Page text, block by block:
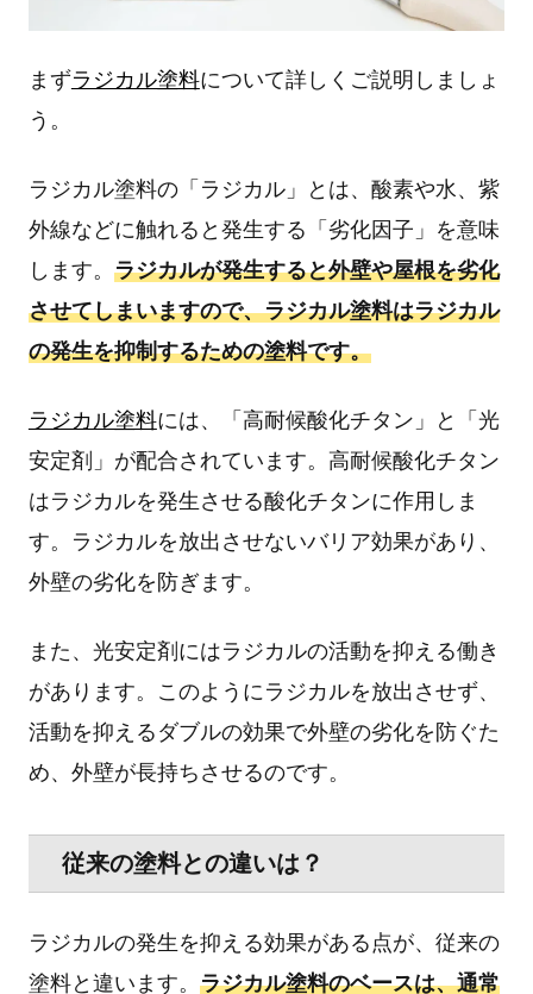
まずラジカル塗料について詳しくご説明しましょ
う。
ラジカル塗料の「ラジカル」とは、酸素や水、紫
外線などに触れると発生する「劣化因子」を意味
します。 ラジカルが発生すると外壁や屋根を劣化
させてしまいますので、ラジカル塗料はラジカル
の発生を抑制するための塗料です。
ラジカル塗料には、「高耐候酸化チタン」と「光
安定剤」が配合されています。高耐候酸化チタン
はラジカルを発生させる酸化チタンに作用しま
す。ラジカルを放出させないバリア効果があり、
外壁の劣化を防ぎます。
また、光安定剤にはラジカルの活動を抑える働き
があります。このようにラジカルを放出させず、
活動を抑えるダブルの効果で外壁の劣化を防ぐた
め、外壁が長持ちさせるのです。
従来の塗料との違いは？
ラジカルの発生を抑える効果がある点が、従来の
塗料と違います。 ラジカル塗料のベースは、通常